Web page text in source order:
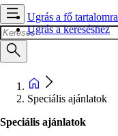
Ugrás a fő tartalomra
Ugrás a kereséshez
Speciális ajánlatok
Speciális ajánlatok